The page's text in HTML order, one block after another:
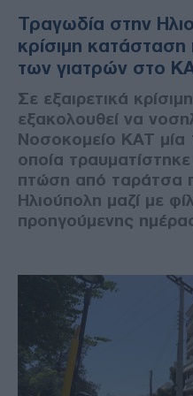
Τραγωδία στην
κρίσιμη
των γιατρών στο
Σε εξαιρετικά
εξακολουθεί να
Νοσοκομείο ΚΑΤ μία
οποία
πτώση από ταράτσα
Ηλιούπολη μαζί με
προηγούμενης